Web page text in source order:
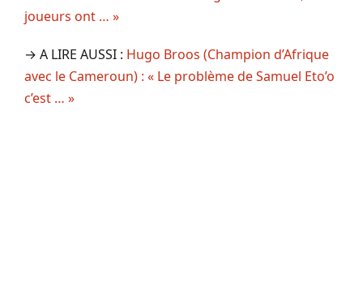
joueurs ont … »
→ A LIRE AUSSI : Hugo Broos (Champion d’Afrique
avec le Cameroun) : « Le problème de Samuel Eto’o
c’est … »